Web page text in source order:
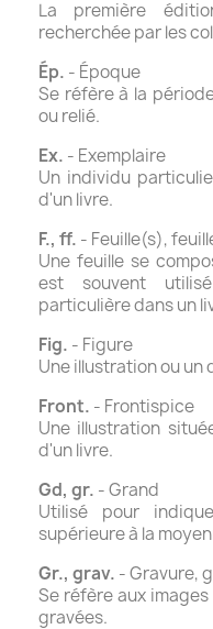
La première
recherchée par les
Ép. - Époque
Se réfère à la
ou relié.
Ex. - Exemplaire
Un individu
d'un livre.
F., ff. - Feuille(s),
Une feuille se
est souvent
particulière dans un
Fig. - Figure
Une illustration ou un
Front. - Frontispice
Une illustration
d'un livre.
Gd, gr. - Grand
Utilisé pour
supérieure à la
Gr., grav. - Gravure,
Se réfère aux
gravées.